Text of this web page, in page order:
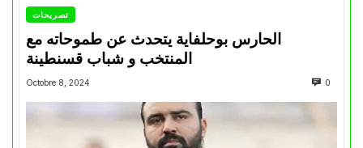
تصريحات
الحارس بوحلفاية يتحدث عن طموحاته مع
المنتخب و شباب قسنطينة
Octobre 8, 2024 0